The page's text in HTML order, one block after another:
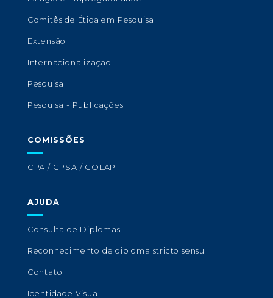
Comitês de Ética em Pesquisa
Extensão
Internacionalização
Pesquisa
Pesquisa - Publicações
COMISSÕES
CPA / CPSA / COLAP
AJUDA
Consulta de Diplomas
Reconhecimento de diploma stricto sensu
Contato
Identidade Visual